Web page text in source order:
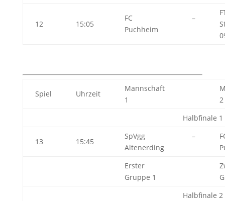
12 15:05
FC
Puchheim
–
Spiel Uhrzeit
Mannschaft
1
2
Halbfinale 1
13 15:45
SpVgg
Altenerding
–
Erster
Gruppe 1
Halbfinale 2